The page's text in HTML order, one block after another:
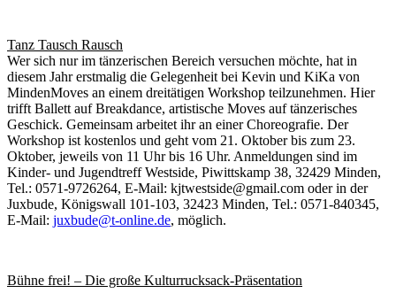
Tanz Tausch Rausch
Wer sich nur im tänzerischen Bereich versuchen möchte, hat in
diesem Jahr erstmalig die Gelegenheit bei Kevin und KiKa von
MindenMoves an einem dreitätigen Workshop teilzunehmen. Hier
trifft Ballett auf Breakdance, artistische Moves auf tänzerisches
Geschick. Gemeinsam arbeitet ihr an einer Choreografie. Der
Workshop ist kostenlos und geht vom 21. Oktober bis zum 23.
Oktober, jeweils von 11 Uhr bis 16 Uhr. Anmeldungen sind im
Kinder- und Jugendtreff Westside, Piwittskamp 38, 32429 Minden,
Tel.: 0571-9726264, E-Mail: kjtwestside@gmail.com oder in der
Juxbude, Königswall 101-103, 32423 Minden, Tel.: 0571-840345,
E-Mail: juxbude@t-online.de, möglich.
Bühne frei! – Die große Kulturrucksack-Präsentation